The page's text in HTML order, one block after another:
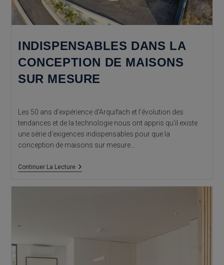
INDISPENSABLES DANS LA
CONCEPTION DE MAISONS
SUR MESURE
Les 50 ans d'expérience d'Arquifach et l'évolution des
tendances et de la technologie nous ont appris qu'il existe
une série d'exigences indispensables pour que la
conception de maisons sur mesure…
Continuer La LectureIndispensables